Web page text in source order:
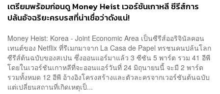
เตรียมพร้อมก่อนดู Money Heist เวอร์ชันเกาหลี ซีรีส์การ
ปล้นอัจฉริยะครบรสที่น่าเชื่อว่าดังแน่!
Money Heist: Korea - Joint Economic Area เป็นซีรีส์ออริจินัลคอน
เทนต์ของ Netflix ที่รีเมกมาจาก La Casa de Papel ทรชนคนปล้นโลก
ซีรีส์ต้นฉบับของสเปน ซึ่งออนแอร์มาแล้ว 3 ซีซัน 5 พาร์ต รวม 41 อีพี
โดยในเวอร์ชันเกาหลีที่จะออนแอร์วันที่ 24 มิถุนายนนี้ จะมี 2 พาร์ต
รวมทั้งหมด 12 อีพี อ้างอิงโครงสร้างและตัวละครจากเวอร์ชันต้นฉบับ
แต่เปลี่ยนสถานที่เกิดเหตุเป็...